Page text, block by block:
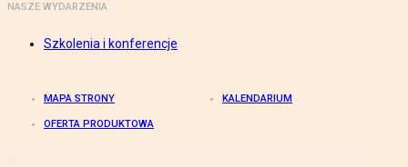
NASZE WYDARZENIA
Szkolenia i konferencje
MAPA STRONY KALENDARIUM
OFERTA PRODUKTOWA